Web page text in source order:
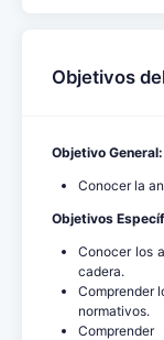
Objetivos
Objetivo General:
Conocer la
Objetivos
Conocer los
cadera.
Comprender
normativos.